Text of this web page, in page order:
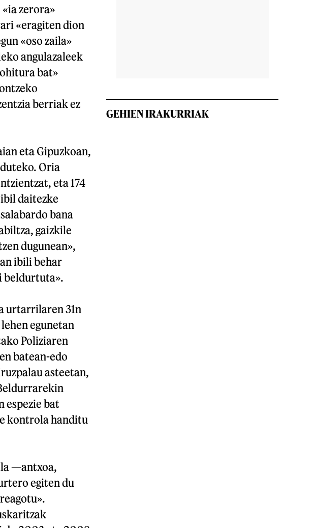
zerora»
«eragiten dion
«oso zaila»
angulazaleek
bat»
berriak ez
eta Gipuzkoan,
Oria
eta 174
daitezke
bana
gaizkile
dugunean»,
ibili behar
beldurtuta».
urtarrilaren 31n
egunetan
Poliziaren
batean-edo
asteetan,
espezie bat
kontrola handitu
—antxoa,
egiten du
GEHIEN IRAKURRIAK